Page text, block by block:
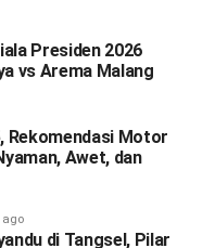
Presiden 2026
vs Arema Malang
Rekomendasi Motor
Awet, dan
ago
di Tangsel, Pilar